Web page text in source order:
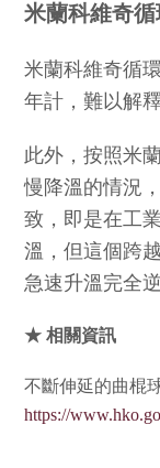
米蘭科維奇
米蘭科維奇循
年計，難以解
此外，按照米
慢降溫的情況
致，即是在工
溫，但這個跨
急速升溫完全逆
★ 相關資訊
不斷伸延的曲棍
https://